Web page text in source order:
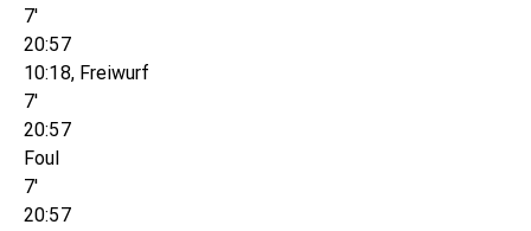
7'
20:57
10:18, Freiwurf
7'
20:57
Foul
7'
20:57